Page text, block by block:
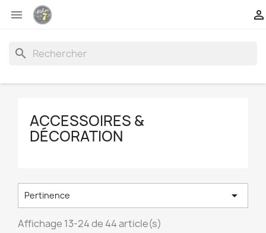
 
search
ACCESSOIRES &
DÉCORATION
Pertinence 
Affichage 13-24 de 44 article(s)